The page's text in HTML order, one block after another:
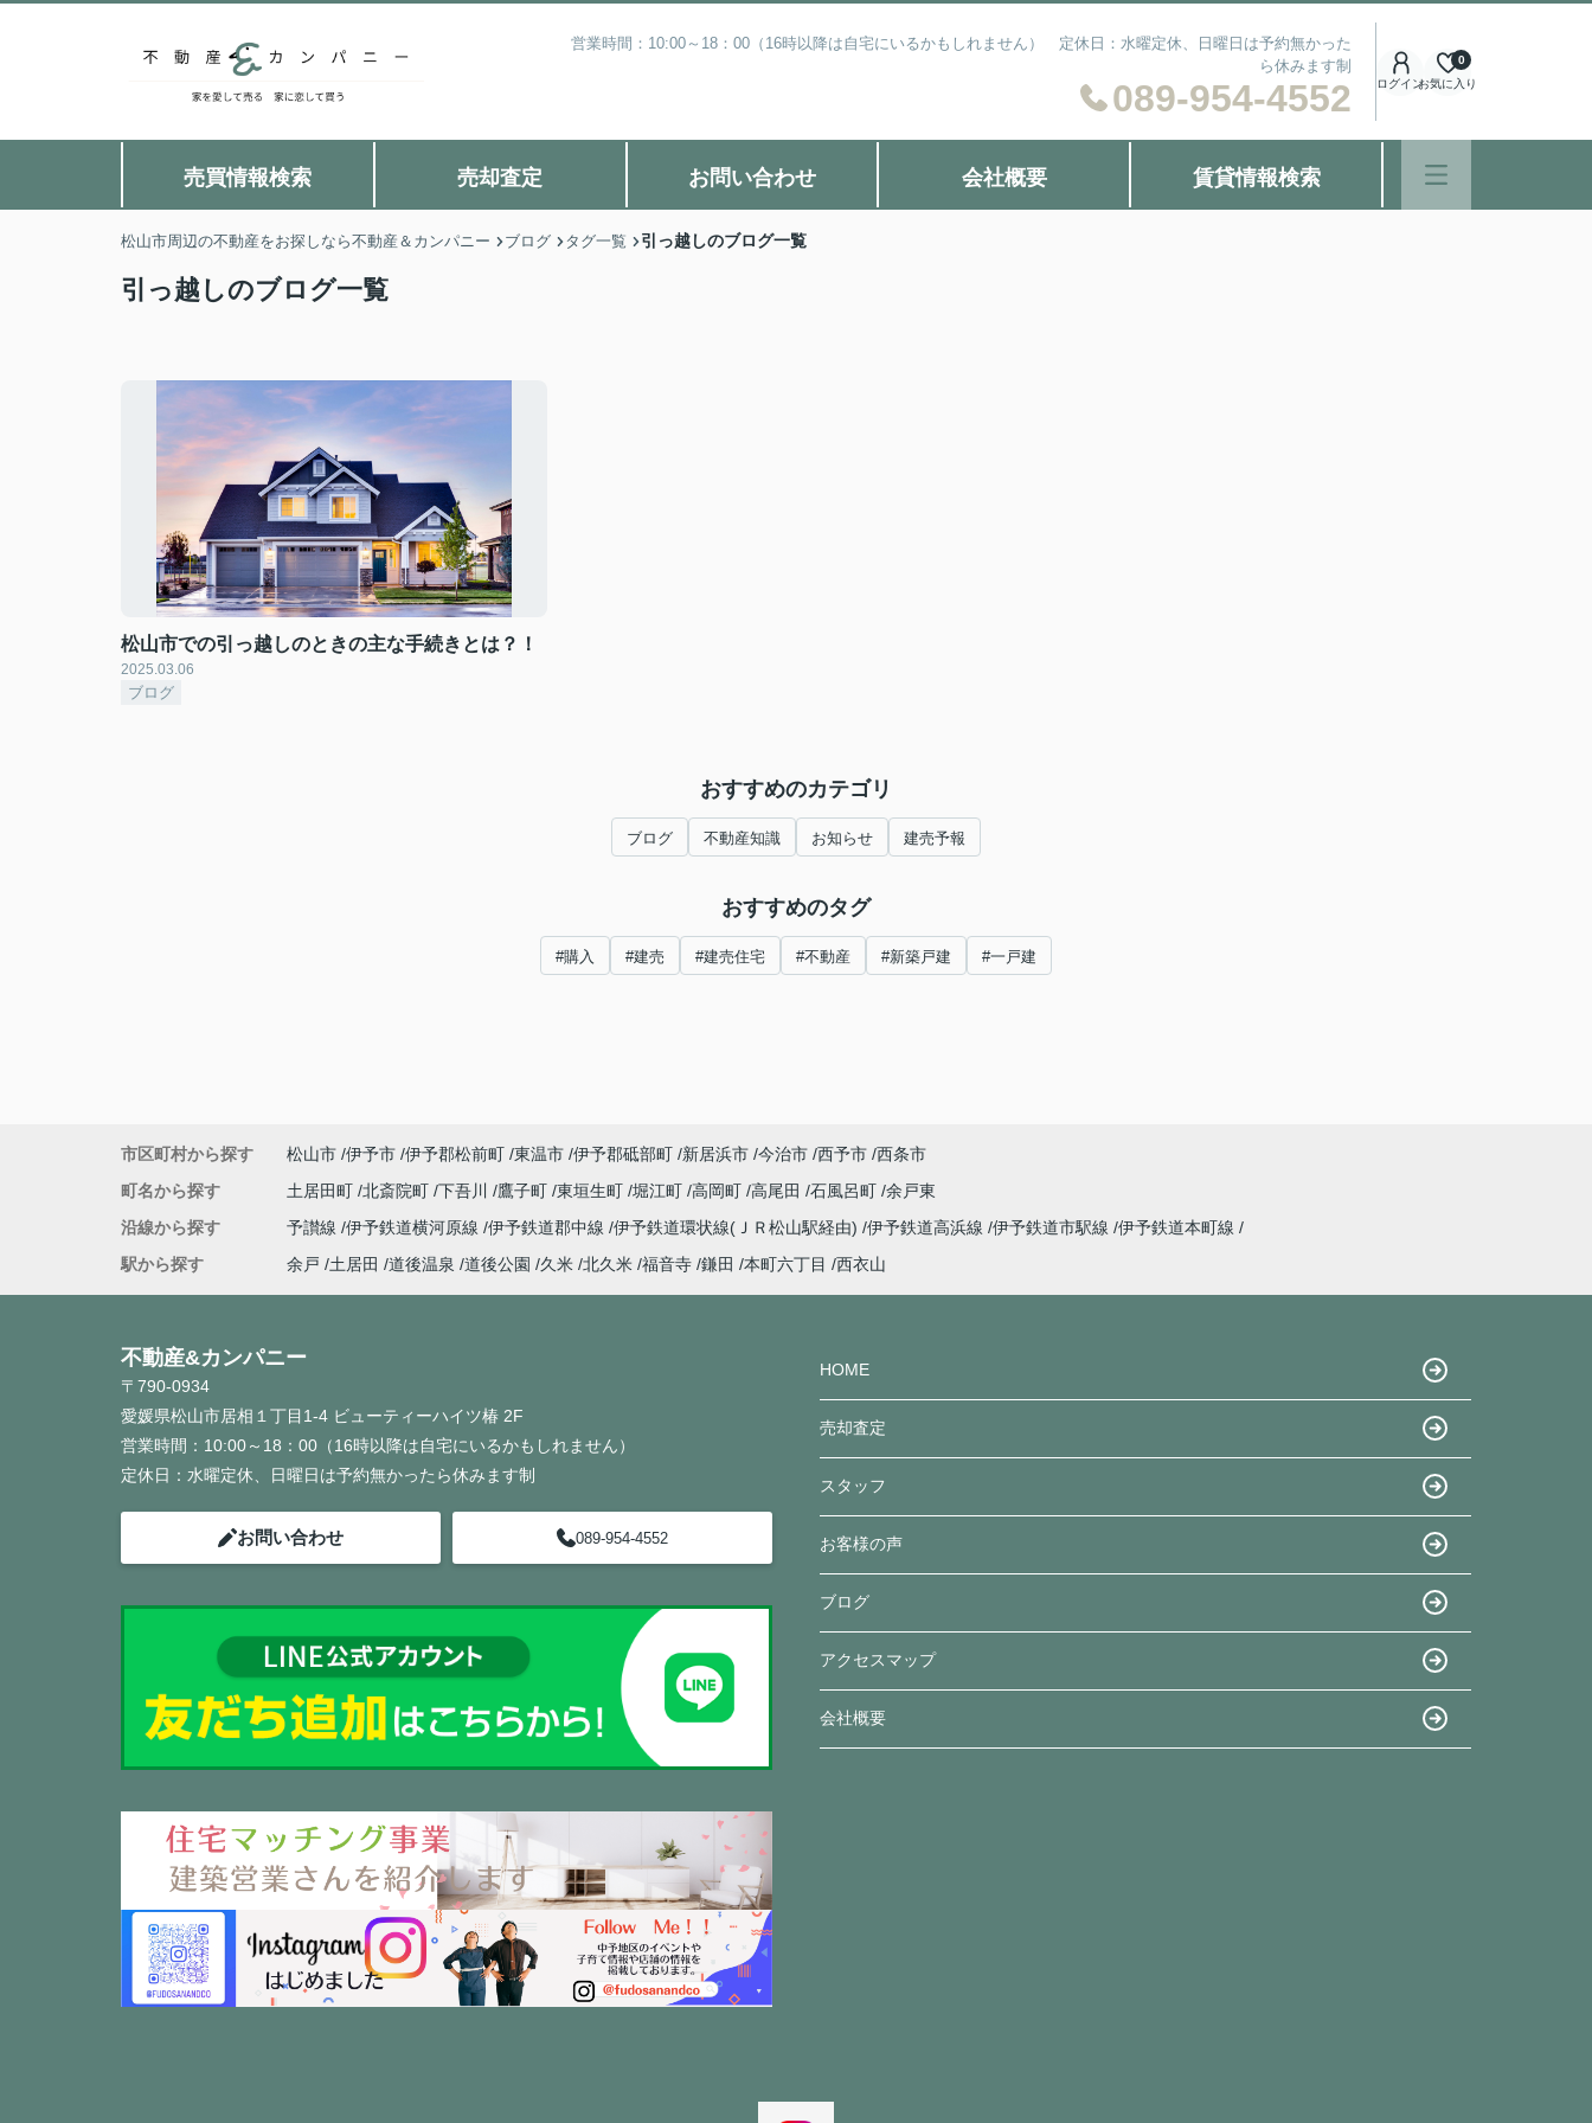
営業時間：10:00～18：00（16時以降は自宅にいるかもしれません） 定休日：水曜定休、日曜日は予約無かった
ら休みます制
089-954-4552 ログインお気に入り
0
売買情報検索 売却査定 お問い合わせ 会社概要 賃貸情報検索
松山市周辺の不動産をお探しなら不動産＆カンパニー ブログ タグ一覧 引っ越しのブログ一覧
引っ越しのブログ一覧
松山市での引っ越しのときの主な手続きとは？！
2025.03.06
ブログ
おすすめのカテゴリ
ブログ 不動産知識 お知らせ 建売予報
おすすめのタグ
#購入 #建売 #建売住宅 #不動産 #新築戸建 #一戸建
市区町村から探す 松山市 伊予市 伊予郡松前町 東温市 伊予郡砥部町 新居浜市 今治市 西予市 西条市
町名から探す
土居田町 北斎院町 下吾川 鷹子町 東垣生町 堀江町 高岡町 高尾田 石風呂町 余戸東
沿線から探す
予讃線 伊予鉄道横河原線 伊予鉄道郡中線 伊予鉄道環状線(ＪＲ松山駅経由) 伊予鉄道高浜線 伊予鉄道市駅線 伊予鉄道本町線
駅から探す
余戸 土居田 道後温泉 道後公園 久米 北久米 福音寺 鎌田 本町六丁目 西衣山
不動産&カンパニー
〒790-0934
愛媛県松山市居相１丁目1-4 ビューティーハイツ椿 2F
営業時間： 10:00～18：00（16時以降は自宅にいるかもしれません）
定休日： 水曜定休、日曜日は予約無かったら休みます制
お問い合わせ 089-954-4552
HOME
売却査定
スタッフ
お客様の声
ブログ
アクセスマップ
会社概要